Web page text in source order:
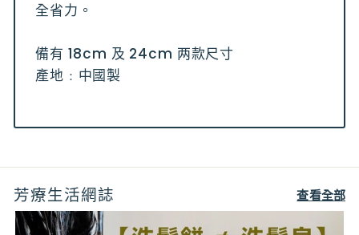
全省力。
備有 18cm 及 24cm 两款尺寸
產地﹕中國製
芳療生活網誌 查看全部